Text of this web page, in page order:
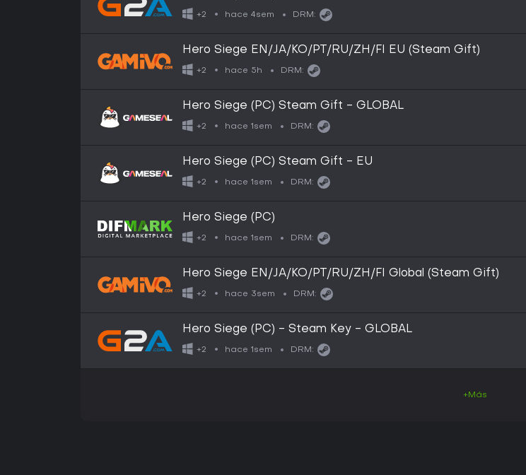
+2 hace 4sem DRM:
Hero Siege EN/JA/KO/PT/RU/ZH/FI EU (Steam Gift)
+2 hace 5h DRM:
Hero Siege (PC) Steam Gift - GLOBAL
+2 hace 1sem DRM:
Hero Siege (PC) Steam Gift - EU
+2 hace 1sem DRM:
Hero Siege (PC)
+2 hace 1sem DRM:
Hero Siege EN/JA/KO/PT/RU/ZH/FI Global (Steam Gift)
+2 hace 3sem DRM:
Hero Siege (PC) - Steam Key - GLOBAL
+2 hace 1sem DRM:
+Más